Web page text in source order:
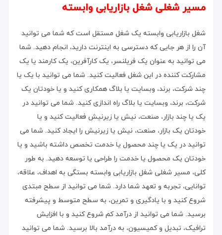
مسیر شغلی شغل بازاریابی وابسته
شغل بازاریابی وابسته یک شغل مستقل است که شما می توانید
آن را از هر جایی که دسترسی به اینترنت دارید، انجام دهید. شما
می توانید به عنوان یک فریلنسر، یک کارآفرین، یک کارمند یا یک
مشارکت کننده در این شغل فعالیت کنید. شما می توانید با یک یا
چند شرکت، برند، وبسایت یا بلاگ همکاری کنید و یا خودتان یک
شرکت، برند، وبسایت یا بلاگ راه اندازی کنید. شما می توانید در
یک یا چند بازار، صنعت، نیش یا زیرنیش فعالیت کنید و یا
خودتان یک بازار، صنعت، نیش یا زیرنیش را ایجاد کنید. شما می
توانید در یک یا چند محصول یا خدمت تخصص داشته باشید و یا
خودتان یک محصول یا خدمت را طراحی یا توسعه دهید. به طور
کلی، مسیر شغلی شغل بازاریابی وابسته بستگی به اهداف، علاقه،
توانایی، تجربه و تعهد شما دارد. شما می توانید از سطح مبتدی
شروع کنید و با یادگیری و تمرین، به سطح متوسط و پیشرفته
برسید. شما می توانید از درآمد کم شروع کنید و با افزایش
ترافیک، تبدیل و کمیسیون، به درآمد بالا برسید. شما می توانید